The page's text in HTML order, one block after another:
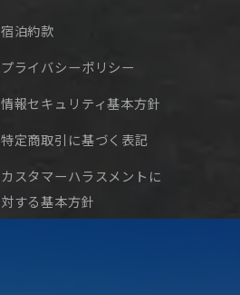
宿泊約款
プライバシーポリシー
情報セキュリティ基本方針
特定商取引に基づく表記
カスタマーハラスメントに
対する基本方針